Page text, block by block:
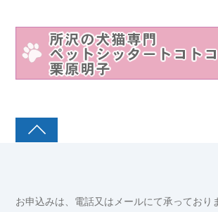
お申込みは、電話又はメールにて承っており